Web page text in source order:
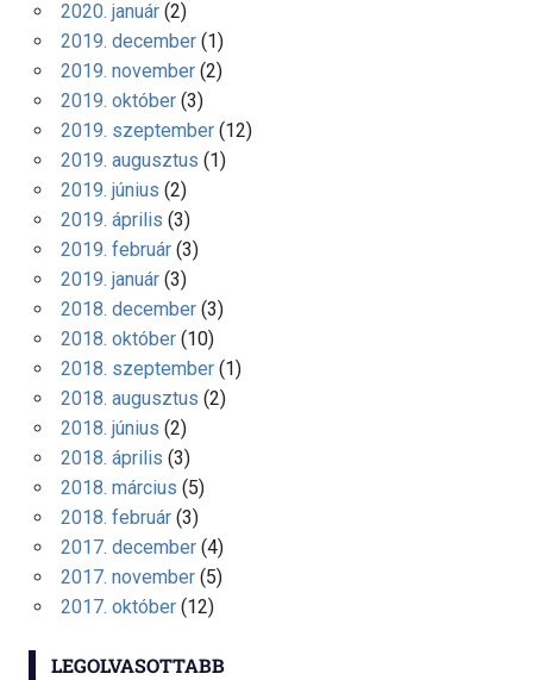
2020. január(2)
2019. december(1)
2019. november(2)
2019. október(3)
2019. szeptember(12)
2019. augusztus (1)
2019. június (2)
2019. április (3)
2019. február(3)
2019. január(3)
2018. december(3)
2018. október(10)
2018. szeptember(1)
2018. augusztus (2)
2018. június (2)
2018. április (3)
2018. március (5)
2018. február(3)
2017. december(4)
2017. november(5)
2017. október(12)
LEGOLVASOTTABB